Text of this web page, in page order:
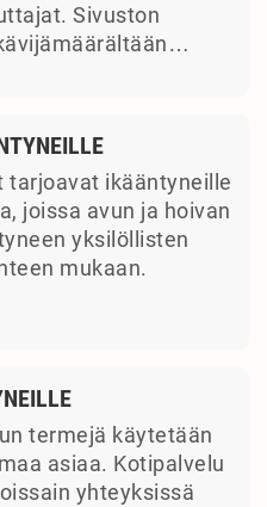
Sivuston
tarjoavat ikääntyneille
joissa avun ja hoivan
yksilöllisten
mukaan.
termejä käytetään
asiaa. Kotipalvelu
yhteyksissä